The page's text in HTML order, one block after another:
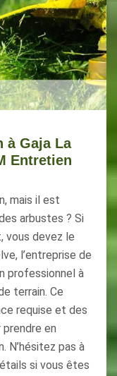
à Gaja La
Entretien
mais il est
arbustes ? Si
vous devez le
l’entreprise de
professionnel à
terrain. Ce
requise et des
en
N’hésitez pas à
si vous êtes